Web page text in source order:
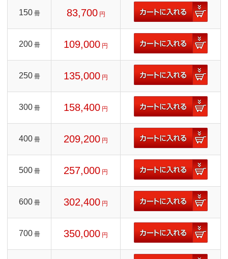
150 冊 83,700 円
200 冊 109,000 円
250 冊 135,000 円
300 冊 158,400 円
400 冊 209,200 円
500 冊 257,000 円
600 冊 302,400 円
700 冊 350,000 円